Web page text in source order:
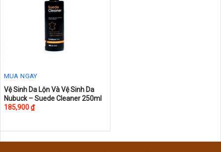
MUA NGAY
This
product
has
Vệ Sinh Da Lộn Và Vệ Sinh Da
Nubuck – Suede Cleaner 250ml
185,900₫